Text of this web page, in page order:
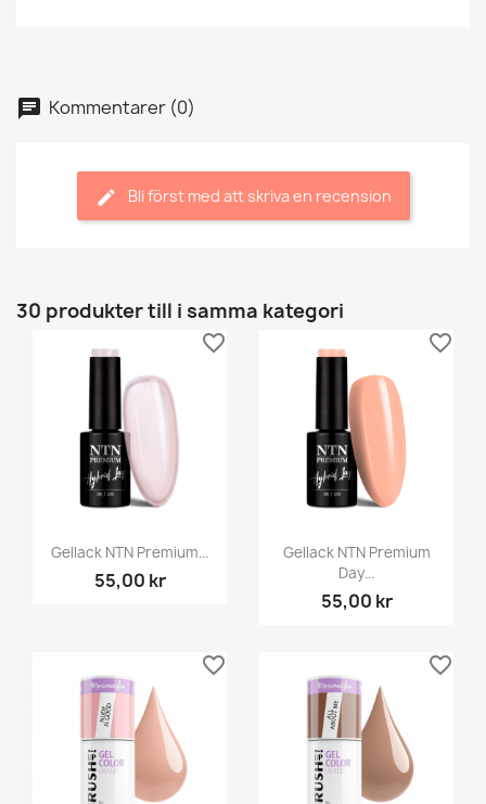
Kommentarer (0)
Bli först med att skriva en recension
30 produkter till i samma kategori
Gellack NTN Premium...
55,00 kr
favorite_border
Gellack NTN Premium
Day...
55,00 kr
favorite_border
favorite_border favorite_border